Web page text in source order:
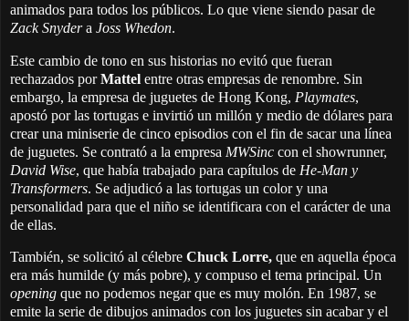
animados para todos los públicos. Lo que viene siendo pasar de
Zack Snydera Joss Whedon.
Este cambio de tono en sus historias no evitó que fueran
rechazados porMattel entre otras empresas de renombre. Sin
embargo, la empresa de juguetes de Hong Kong, Playmates,
apostó por las tortugas e invirtió un millón y medio de dólares para
crear una miniserie de cinco episodios con el fin de sacar una línea
de juguetes. Se contrató a la empresa MWSinc con el showrunner,
David Wise, que había trabajado para capítulos de He-Man y
Transformers. Se adjudicó a las tortugas un color y una
personalidad para que el niño se identificara con el carácter de una
de ellas.
También, se solicitó al célebre Chuck Lorre, que en aquella época
era más humilde (y más pobre), y compuso el tema principal. Un
opening que no podemos negar que es muy molón. En 1987, se
emite la serie de dibujos animados con los juguetes sin acabar y el